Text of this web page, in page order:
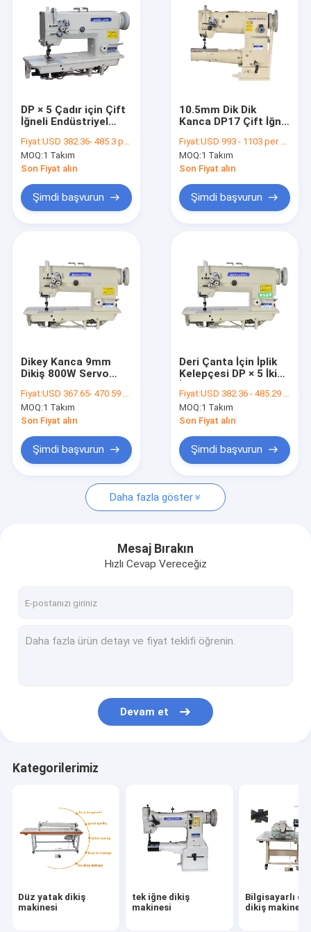
Ürünler
Hakkımızda
Bize ulaşın
tek iğne dikiş makinesi
Bilgisayarlı desen dikiş makinesi
Silindir yatağı dikiş makinası
Deri dikiş makinesi
çift ​​iğne dikiş makinesi
karma yem dikiş makinesi
Deri Soyma Makinesi
DP × 5 Çadır için Çift
İğneli Endüstriyel
Fiyat:USD 382.36- 485.3 per set
MOQ:1 Takım
Son Fiyat alın
Şimdi başvurun
10.5mm Dik Dik
Kanca DP17 Çift İğne
Fiyat:USD 993 - 1103 per set
MOQ:1 Takım
Son Fiyat alın
Şimdi başvurun
Dikey Kanca 9mm
Dikiş 800W Servo
Makinası
Fiyat:USD 367.65- 470.59 per set
MOQ:1 Takım
Son Fiyat alın
Şimdi başvurun
Deri Çanta İçin İplik
Kelepçesi DP × 5 İkiz
Makinesi
Fiyat:USD 382.36 - 485.29 per set
MOQ:1 Takım
Son Fiyat alın
Şimdi başvurun
Daha fazla göster
Mesaj Bırakın
Hızlı Cevap Vereceğiz
Devam et
Kategorilerimiz
Düz yatak dikiş
makinesi
tek iğne dikiş
makinesi
Bilgisayarlı
dikiş makinesi